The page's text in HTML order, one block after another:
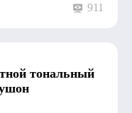
911
тональный